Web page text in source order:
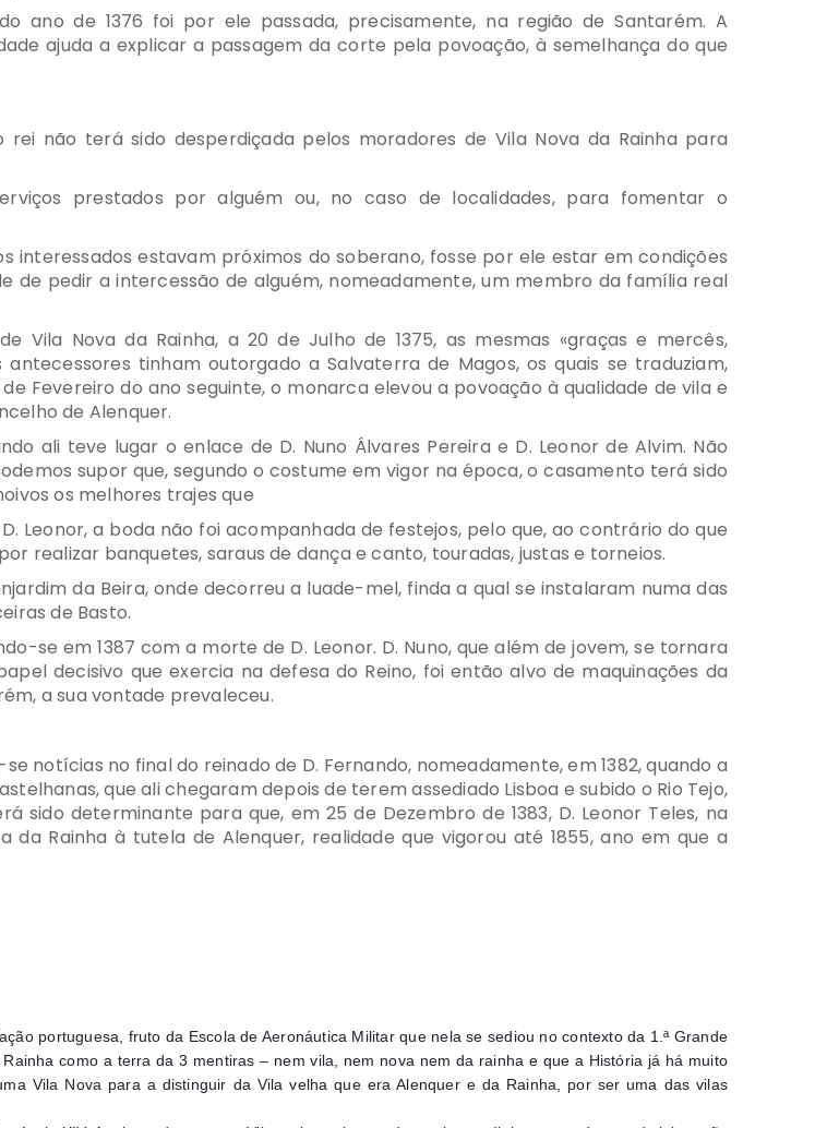
ano de 1376 foi por ele passada, precisamente, na região de Santarém. A
ajuda a explicar a passagem da corte pela povoação, à semelhança do que
não terá sido desperdiçada pelos moradores de Vila Nova da Rainha para
prestados por alguém ou, no caso de localidades, para fomentar o
interessados estavam próximos do soberano, fosse por ele estar em condições
de pedir a intercessão de alguém, nomeadamente, um membro da família real
Vila Nova da Rainha, a 20 de Julho de 1375, as mesmas «graças e mercês,
tinham outorgado a Salvaterra de Magos, os quais se traduziam,
Fevereiro do ano seguinte, o monarca elevou a povoação à qualidade de vila e
de Alenquer.
ali teve lugar o enlace de D. Nuno Álvares Pereira e D. Leonor de Alvim. Não
supor que, segundo o costume em vigor na época, o casamento terá sido
os melhores trajes que
Leonor, a boda não foi acompanhada de festejos, pelo que, ao contrário do que
realizar banquetes, saraus de dança e canto, touradas, justas e torneios.
da Beira, onde decorreu a luade-mel, finda a qual se instalaram numa das
de Basto.
se em 1387 com a morte de D. Leonor. D. Nuno, que além de jovem, se tornara
decisivo que exercia na defesa do Reino, foi então alvo de maquinações da
a sua vontade prevaleceu.
notícias no final do reinado de D. Fernando, nomeadamente, em 1382, quando a
que ali chegaram depois de terem assediado Lisboa e subido o Rio Tejo,
sido determinante para que, em 25 de Dezembro de 1383, D. Leonor Teles, na
da Rainha à tutela de Alenquer, realidade que vigorou até 1855, ano em que a
portuguesa, fruto da Escola de Aeronáutica Militar que nela se sediou no contexto da 1.ª Grande
como a terra da 3 mentiras – nem vila, nem nova nem da rainha e que a História já há muito
Vila Nova para a distinguir da Vila velha que era Alenquer e da Rainha, por ser uma das vilas